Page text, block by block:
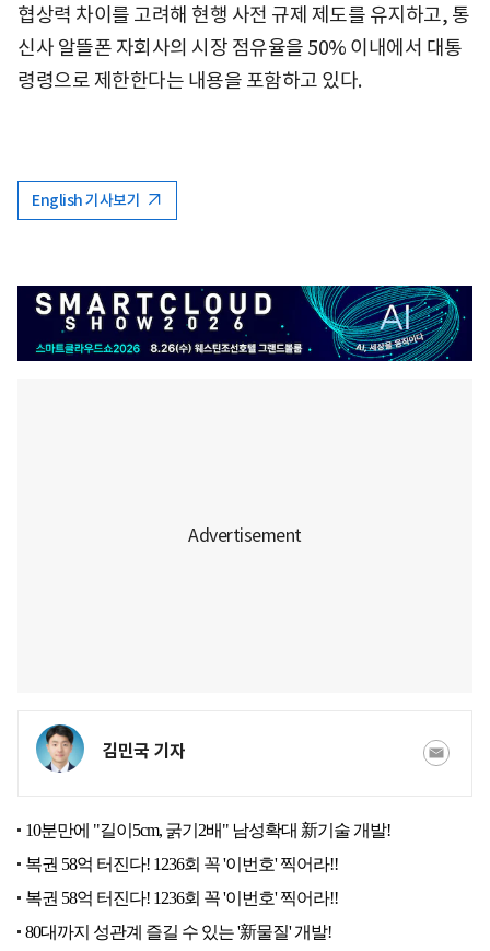
협상력 차이를 고려해 현행 사전 규제 제도를 유지하고, 통
신사 알뜰폰 자회사의 시장 점유율을 50% 이내에서 대통
령령으로 제한한다는 내용을 포함하고 있다.
English 기사보기
김민국 기자